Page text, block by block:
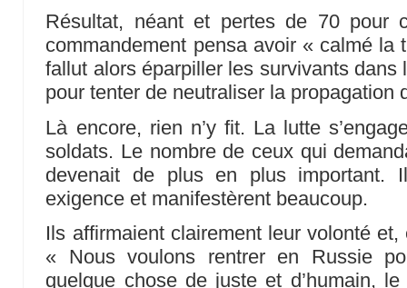
Résultat, néant et pertes de 70 pour
commandement pensa avoir « calmé la
fallut alors éparpiller les survivants dans
pour tenter de neutraliser la propagation
Là encore, rien n’y fit. La lutte
soldats. Le nombre de ceux qui
devenait de plus en plus important.
exigence et manifestèrent beaucoup.
Ils affirmaient clairement leur volonté
« Nous voulons rentrer en Russie
quelque chose de juste et d’humain,